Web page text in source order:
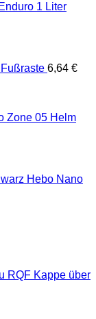
1 Liter
6,64 €
Zone 05 Helm
Hebo Nano
RQF Kappe über